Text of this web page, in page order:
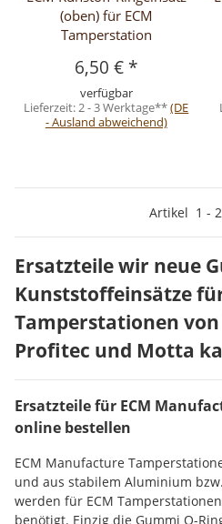
(oben) für ECM
Tamperstation
6,50 € *
verfügbar
Lieferzeit:2 - 3 Werktage**(DE
- Ausland abweichend)
Artikel 1 - 2
Ersatzteile wir neue
Kunststoffeinsätze
Tamperstationen
Profitec und Motta
Ersatzteile für ECM
online bestellen
ECM Manufacture
und aus stabilem Aluminium
werden für ECM
benötigt. Einzig die Gummi O-